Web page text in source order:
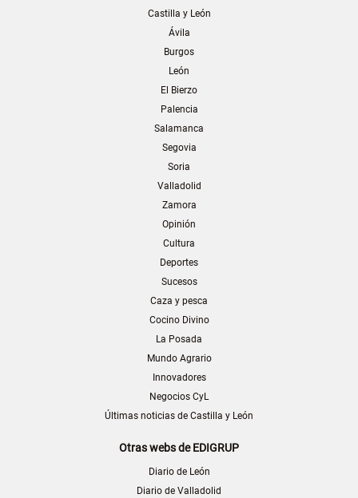
Castilla y León
Ávila
Burgos
León
El Bierzo
Palencia
Salamanca
Segovia
Soria
Valladolid
Zamora
Opinión
Cultura
Deportes
Sucesos
Caza y pesca
Cocino Divino
La Posada
Mundo Agrario
Innovadores
Negocios CyL
Últimas noticias de Castilla y León
Otras webs de EDIGRUP
Diario de León
Diario de Valladolid